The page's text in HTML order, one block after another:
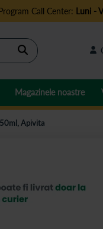
Call Center: Luni -
Cautare
Magazinele noastre
Apivita